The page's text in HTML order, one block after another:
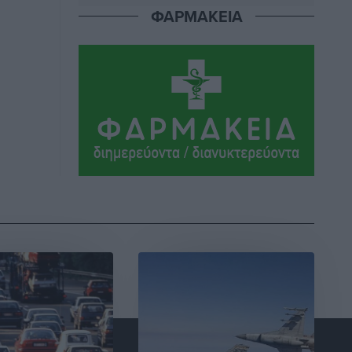
καταγγελλόντων
Τοπικές Ειδήσεις• πριν 3 ώρες
Δήμος Ρόδου: Επήλθε συμβιβασμός με
σοκαριστικού θανατηφόρου τροχαίου
του 2014
Ρεπορτάζ
κατά του 39χρονου για τις δολιοφθορές
Απορρίφθηκε η προσωρινή διαταγή στη
μάχη των ταξί με τα «βανάκια» για την
υποκλοπή μεταφορικού έργου στη
ΦΑΡΜΑΚΕΙΑ